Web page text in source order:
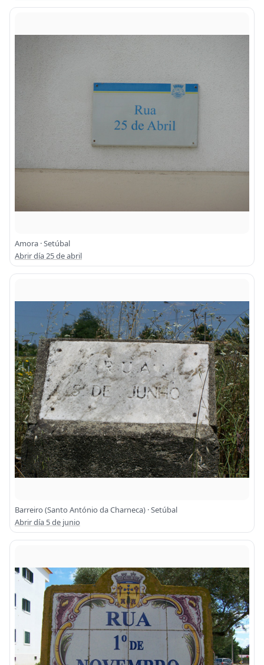
Amora · Setúbal
Abrir día 25 de abril
Barreiro (Santo António da Charneca) · Setúbal
Abrir día 5 de junio